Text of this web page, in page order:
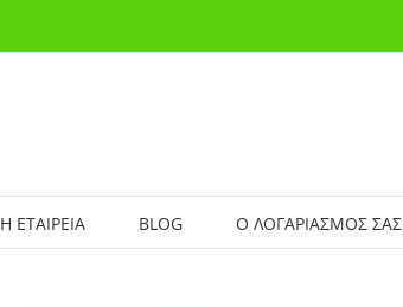
Η ΕΤΑΙΡΕΙΑ BLOG Ο ΛΟΓΑΡΙΑΣΜΟΣ ΣΑΣ